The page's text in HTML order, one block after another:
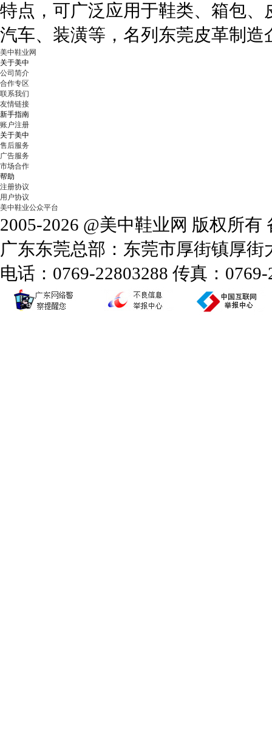
特点，可广泛应用于鞋类、箱包
汽车、装潢等，名列东莞皮革制造
美中鞋业网
关于美中
公司简介
合作专区
联系我们
友情链接
新手指南
账户注册
关于美中
售后服务
广告服务
市场合作
帮助
注册协议
用户协议
美中鞋业公众平台
2005-2026 @美中鞋业网 版权所有
广东东莞总部：东莞市厚街镇厚
电话：0769-22803288 传真：0769-